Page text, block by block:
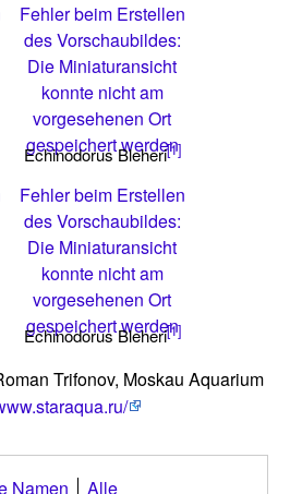
Fehler beim Erstellen
des Vorschaubildes:
Die Miniaturansicht
konnte nicht am
vorgesehenen Ort
gespeichert werden
Echinodorus Bleheri[1]
Fehler beim Erstellen
des Vorschaubildes:
Die Miniaturansicht
konnte nicht am
vorgesehenen Ort
gespeichert werden
Echinodorus Bleheri[1]
Trifonov, Moskau Aquarium
Namen Alle